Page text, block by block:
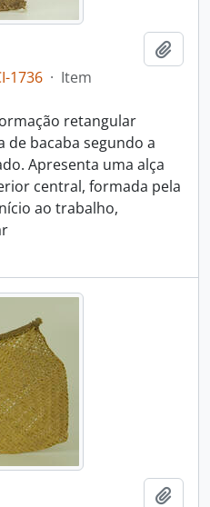
1736 · Item
retangular
de bacaba segundo a
Apresenta uma alça
central, formada pela
ao trabalho,